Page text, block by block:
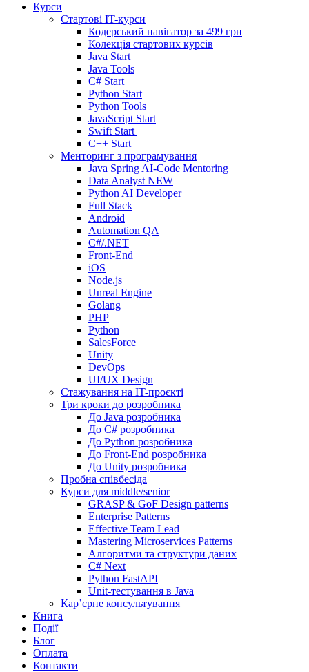
Курси
Стартові IT-курси
Кодерський навігатор за 499 грн
Колекція стартових курсів
Java Start
Java Tools
C# Start
Python Start
Python Tools
JavaScript Start
Swift Start
C++ Start
Менторинг з програмування
Java Spring AI-Code Mentoring
Data Analyst NEW
Python AI Developer
Full Stack
Android
Automation QA
C#/.NET
Front-End
iOS
Node.js
Unreal Engine
Golang
PHP
Python
SalesForce
Unity
DevOps
UI/UX Design
Стажування на IT-проєкті
Три кроки до розробника
До Java розробника
До C# розробника
До Python розробника
До Front-End розробника
До Unity розробника
Пробна співбесіда
Курси для middle/senior
GRASP & GoF Design patterns
Enterprise Patterns
Effective Team Lead
Mastering Microservices Patterns
Алгоритми та структури даних
C# Next
Python FastAPI
Unit-тестування в Java
Кар’єрне консультування
Книга
Події
Блог
Оплата
Контакти